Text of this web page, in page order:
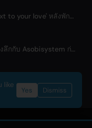
Sagiri Sol ปล่อยซิงเกิลใหม่ 'next to your love' หลังพักฟื้น
Kizuna AI เสริมความร่วมมือเชิงลึกกับ Asobisystem ก่อนเริ่มทัวร์ครบรอบ 10 ปีรอบโลก
provided byACRCloud
like
Yes Dismiss